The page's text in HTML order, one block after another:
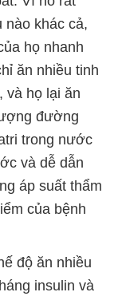
nào khác cả,
họ nhanh
ăn nhiều tinh
và họ lại ăn
đường
trong nước
và dễ dẫn
áp suất thẩm
của bệnh
độ ăn nhiều
insulin và